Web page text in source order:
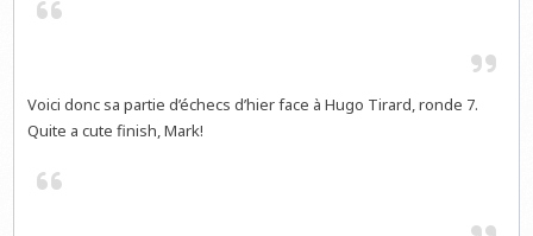
Voici donc sa partie d’échecs d’hier face à Hugo Tirard, ronde 7.
Quite a cute finish, Mark!